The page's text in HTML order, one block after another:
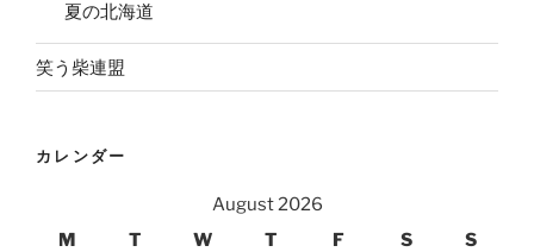
夏の北海道
笑う柴連盟
カレンダー
August 2026
M
T W T F S S